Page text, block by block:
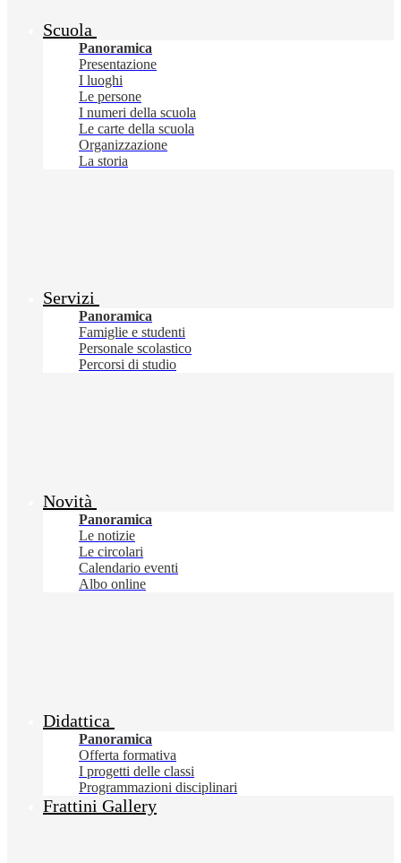
Scuola
Panoramica
Presentazione
I luoghi
Le persone
I numeri della scuola
Le carte della scuola
Organizzazione
La storia
Servizi
Panoramica
Famiglie e studenti
Personale scolastico
Percorsi di studio
Novità
Panoramica
Le notizie
Le circolari
Calendario eventi
Albo online
Didattica
Panoramica
Offerta formativa
I progetti delle classi
Programmazioni disciplinari
Frattini Gallery